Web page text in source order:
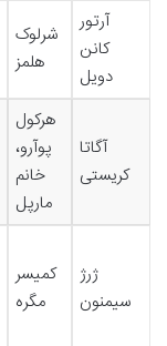
آرتور
کانن
دویل
شرلوک
هلمز
آگاتا
کریستی
هرکول
پوآرو،
خانم
مارپل
ژرژ
سیمنون
کمیسر
مگره